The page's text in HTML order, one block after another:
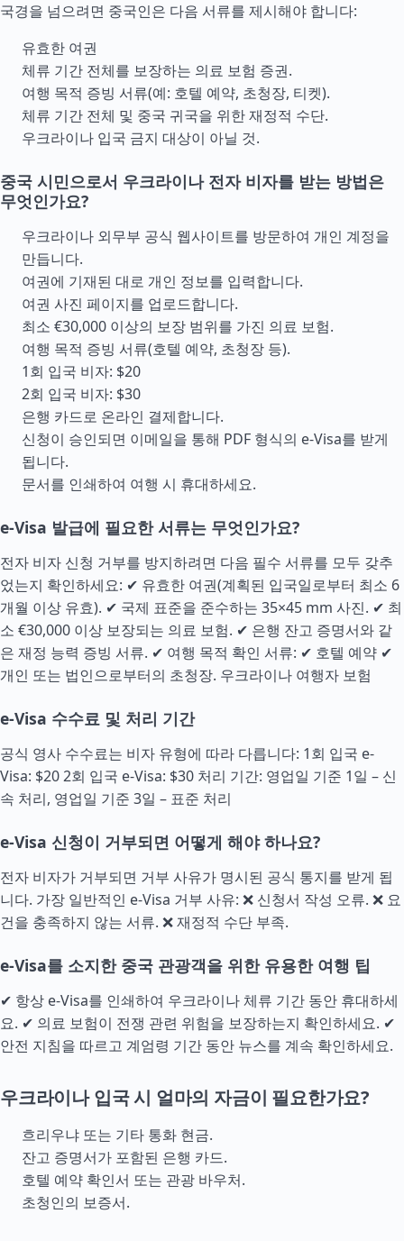
국경을 넘으려면 중국인은 다음 서류를 제시해야 합니다:
유효한 여권
체류 기간 전체를 보장하는 의료 보험 증권.
여행 목적 증빙 서류(예: 호텔 예약, 초청장, 티켓).
체류 기간 전체 및 중국 귀국을 위한 재정적 수단.
우크라이나 입국 금지 대상이 아닐 것.
중국 시민으로서 우크라이나 전자 비자를 받는 방법은
무엇인가요?
우크라이나 외무부 공식 웹사이트를 방문하여 개인 계정을
만듭니다.
여권에 기재된 대로 개인 정보를 입력합니다.
여권 사진 페이지를 업로드합니다.
최소 €30,000 이상의 보장 범위를 가진 의료 보험.
여행 목적 증빙 서류(호텔 예약, 초청장 등).
1회 입국 비자: $20
2회 입국 비자: $30
은행 카드로 온라인 결제합니다.
신청이 승인되면 이메일을 통해 PDF 형식의 e-Visa를 받게
됩니다.
문서를 인쇄하여 여행 시 휴대하세요.
e-Visa 발급에 필요한 서류는 무엇인가요?
전자 비자 신청 거부를 방지하려면 다음 필수 서류를 모두 갖추
었는지 확인하세요: ✔ 유효한 여권(계획된 입국일로부터 최소 6
개월 이상 유효). ✔ 국제 표준을 준수하는 35×45 mm 사진. ✔ 최
소 €30,000 이상 보장되는 의료 보험. ✔ 은행 잔고 증명서와 같
은 재정 능력 증빙 서류. ✔ 여행 목적 확인 서류: ✔ 호텔 예약 ✔
개인 또는 법인으로부터의 초청장. 우크라이나 여행자 보험
e-Visa 수수료 및 처리 기간
공식 영사 수수료는 비자 유형에 따라 다릅니다: 1회 입국 e-
Visa: $20 2회 입국 e-Visa: $30 처리 기간: 영업일 기준 1일 – 신
속 처리, 영업일 기준 3일 – 표준 처리
e-Visa 신청이 거부되면 어떻게 해야 하나요?
전자 비자가 거부되면 거부 사유가 명시된 공식 통지를 받게 됩
니다. 가장 일반적인 e-Visa 거부 사유: ❌ 신청서 작성 오류. ❌ 요
건을 충족하지 않는 서류. ❌ 재정적 수단 부족.
e-Visa를 소지한 중국 관광객을 위한 유용한 여행 팁
✔ 항상 e-Visa를 인쇄하여 우크라이나 체류 기간 동안 휴대하세
요. ✔ 의료 보험이 전쟁 관련 위험을 보장하는지 확인하세요. ✔
안전 지침을 따르고 계엄령 기간 동안 뉴스를 계속 확인하세요.
우크라이나 입국 시 얼마의 자금이 필요한가요?
흐리우냐 또는 기타 통화 현금.
잔고 증명서가 포함된 은행 카드.
호텔 예약 확인서 또는 관광 바우처.
초청인의 보증서.